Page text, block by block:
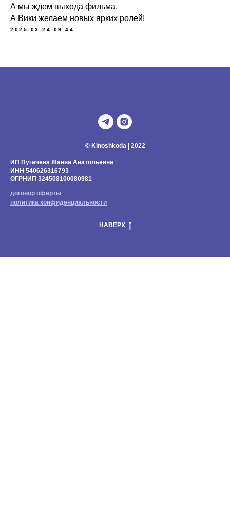
А мы ждем выхода фильма.
А Вики желаем новых ярких ролей!
2025-03-24 09:44
© Kinoshkoda | 2022
ИП Пугачева Жанна Анатольевна
ИНН 540626316793
ОГРНИП 324508100080981
договор оферты
политика конфиденциальности
НАВЕРХ